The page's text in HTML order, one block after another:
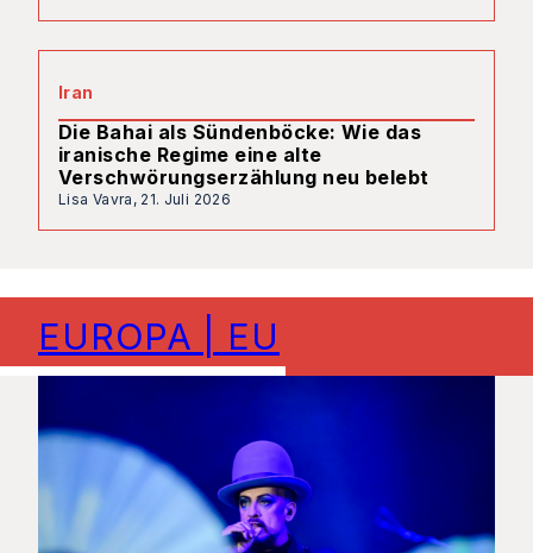
Iran
Die Bahai als Sündenböcke: Wie das
iranische Regime eine alte
Verschwörungserzählung neu belebt
Lisa Vavra, 21. Juli 2026
EUROPA | EU